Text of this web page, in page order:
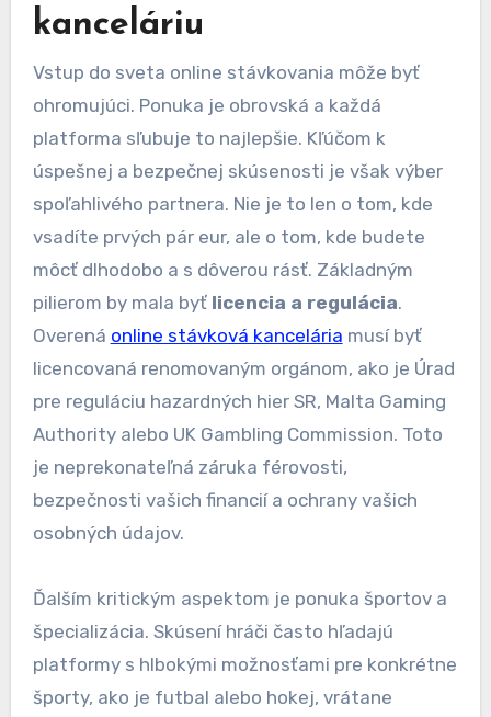
kanceláriu
Vstup do sveta online stávkovania môže byť
ohromujúci. Ponuka je obrovská a každá
platforma sľubuje to najlepšie. Kľúčom k
úspešnej a bezpečnej skúsenosti je však výber
spoľahlivého partnera. Nie je to len o tom, kde
vsadíte prvých pár eur, ale o tom, kde budete
môcť dlhodobo a s dôverou rásť. Základným
pilierom by mala byť licencia a regulácia.
Overená online stávková kancelária musí byť
licencovaná renomovaným orgánom, ako je Úrad
pre reguláciu hazardných hier SR, Malta Gaming
Authority alebo UK Gambling Commission. Toto
je neprekonateľná záruka férovosti,
bezpečnosti vašich financií a ochrany vašich
osobných údajov.
Ďalším kritickým aspektom je ponuka športov a
špecializácia. Skúsení hráči často hľadajú
platformy s hlbokými možnosťami pre konkrétne
športy, ako je futbal alebo hokej, vrátane